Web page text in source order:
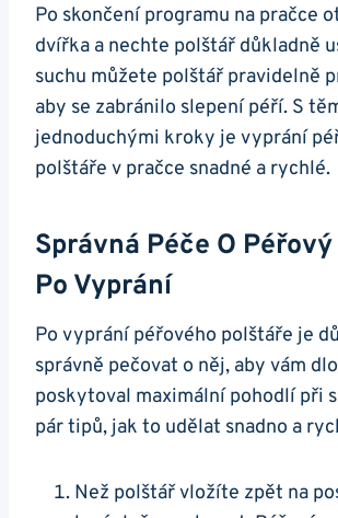
Po skončení programu na pračce
dvířka a nechte polštář důkladně
suchu můžete polštář pravidelně
aby se zabránilo slepení péří. S
jednoduchými kroky je vyprání
polštáře v pračce snadné a rychlé.
Správná Péče O
Po Vyprání
Po vyprání péřového polštáře je
správně pečovat o něj, aby vám
poskytoval maximální pohodlí při
pár tipů, jak to udělat snadno a
Než polštář vložíte zpět na